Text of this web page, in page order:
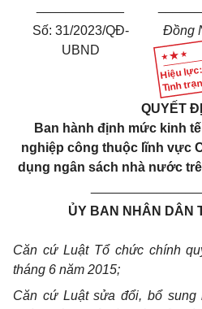
Hiệu
Tình
Số: 31/2023/QĐ-
UBND
Đồng
QUYẾT
Ban hành định mức kinh
nghiệp công thuộc lĩnh vực
dụng ngân sách nhà nước
ỦY BAN NHÂN DÂN
Căn cứ Luật Tổ chức chính
tháng 6 năm 2015;
Căn cứ Luật sửa đổi, bổ sung